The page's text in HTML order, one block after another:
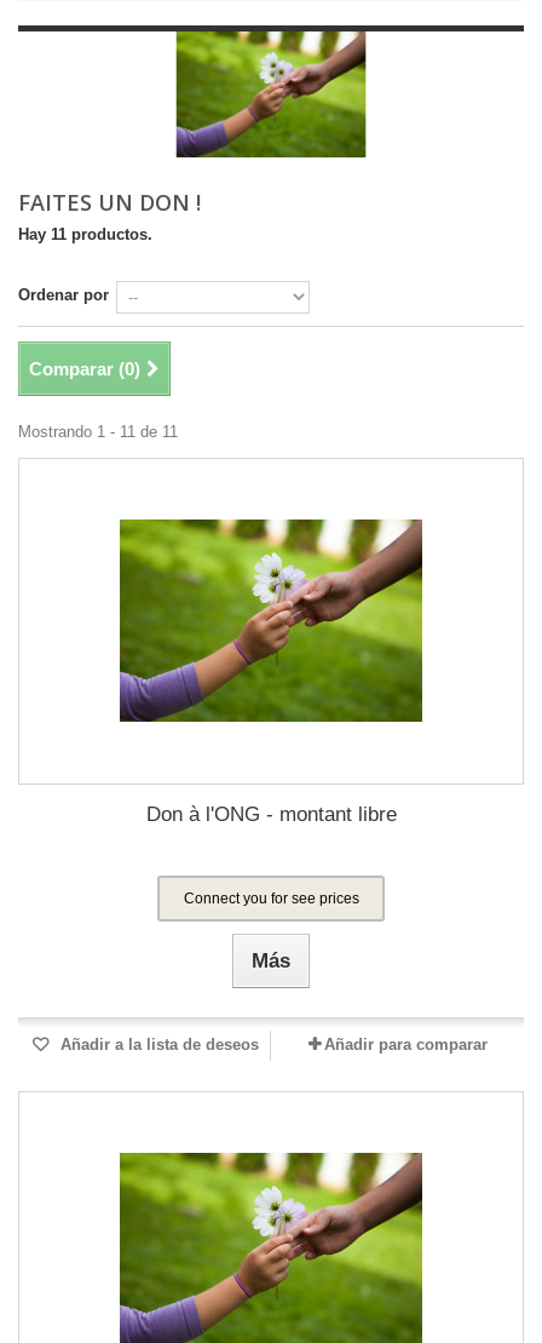
FAITES UN DON !
Hay 11 productos.
Ordenar por
Comparar (0)
Mostrando 1 - 11 de 11
Don à l'ONG - montant libre
Connect you for see prices
Más
Añadir a la lista de deseos Añadir para comparar